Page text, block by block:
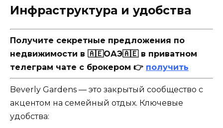
Инфраструктура и удобства
Получите секретные предложения по
недвижимости в 🇦🇪ОАЭ🇦🇪 в приватном
телеграм чате с брокером 👉 получить
Beverly Gardens — это закрытый сообщество с
акцентом на семейный отдых. Ключевые
удобства: